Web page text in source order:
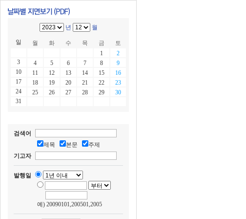
년 월
일 월 화 수 목 금
토
1
2
3
4 5 6 7 8
9
10
11 12 13 14 15
16
17
18 19 20 21 22
23
24
25 26 27 28 29
30
31
검색어
제목
본문
주제
기고자
발행일
예) 20090101,200501,2005